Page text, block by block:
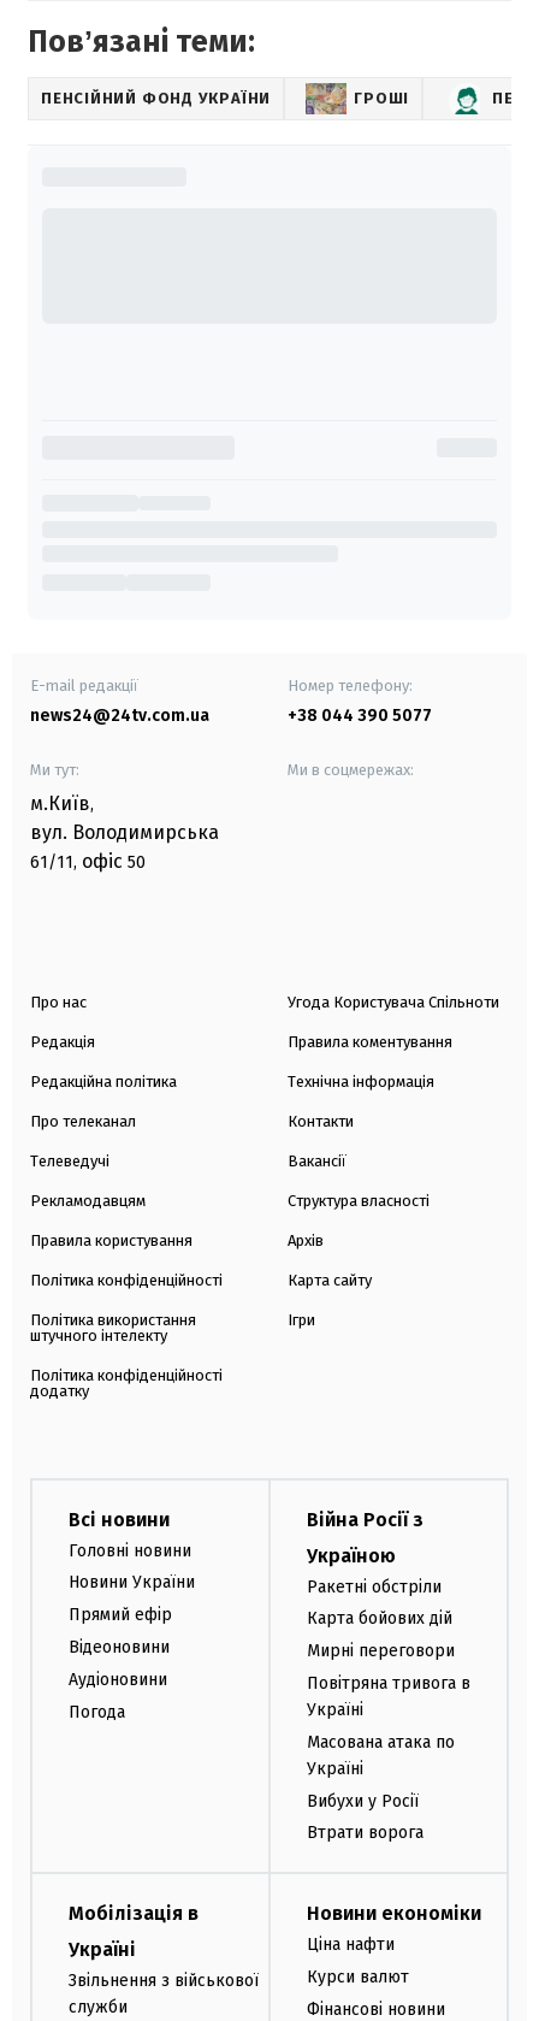
Повʼязані теми:
ПЕНСІЙНИЙ ФОНД УКРАЇНИ ГРОШІ
E-mail редакції
news24@24tv.com.ua
Номер телефону:
+38 044 390 5077
Ми тут:
м.Київ,
вул. Володимирська
61/11, офіс 50
Ми в соцмережах:
Про нас
Редакція
Редакційна політика
Про телеканал
Телеведучі
Рекламодавцям
Правила користування
Політика конфіденційності
Політика використання
штучного інтелекту
Політика конфіденційності
додатку
Угода Користувача Спільноти
Правила коментування
Технічна інформація
Контакти
Вакансії
Структура власності
Архів
Карта сайту
Ігри
Всі новини
Головні новини
Новини України
Прямий ефір
Відеоновини
Аудіоновини
Погода
Війна Росії з
Україною
Ракетні обстріли
Карта бойових дій
Мирні переговори
Повітряна тривога в
Україні
Масована атака по
Україні
Вибухи у Росії
Втрати ворога
Мобілізація в
Україні
Звільнення з військової
служби
Новини економіки
Ціна нафти
Курси валют
Фінансові новини